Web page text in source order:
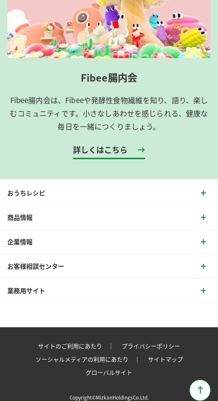
Fibee腸内会
Fibee腸内会は、​Fibeeや発酵性食物繊維を知り、語り、楽し
むコミュニティです。​小さなしあわせを感じられる、健康な
毎日を一緒につくりましょう。
詳しくはこちら
おうちレシピ
商品情報
企業情報
お客様相談センター
業務用サイト
サイトのご利用にあたり ｜
プライバシーポリシー
ソーシャルメディアの利用にあたり ｜
サイトマップ
グローバルサイト
Copyright©MizkanHoldingsCo.Ltd.